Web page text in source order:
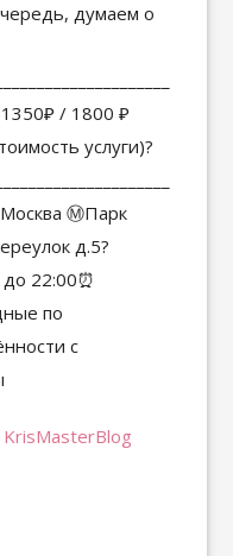
KrisMasterBlog